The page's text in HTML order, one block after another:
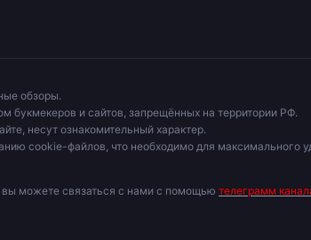
обзоры.
букмекеров и сайтов, запрещённых на территории РФ.
несут ознакомительный характер.
cookie-файлов, что необходимо для максимального
можете связаться с нами с помощью телеграмм